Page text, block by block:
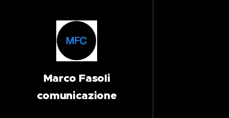
Marco Fasoli
comunicazione